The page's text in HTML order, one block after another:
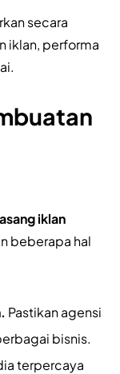
secara
iklan, performa
iklan
beberapa hal
Pastikan agensi
bisnis.
terpercaya